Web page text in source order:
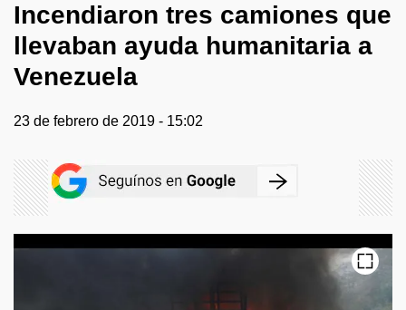
Incendiaron tres camiones que
llevaban ayuda humanitaria a
Venezuela
23 de febrero de 2019 - 15:02